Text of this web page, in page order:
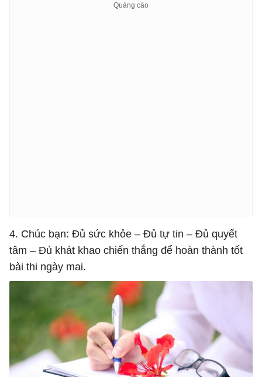
4. Chúc bạn: Đủ sức khỏe – Đủ tự tin – Đủ quyết
tâm – Đủ khát khao chiến thắng để hoàn thành tốt
bài thi ngày mai.